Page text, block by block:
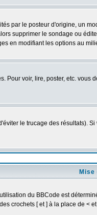
par le posteur d'origine, un
supprimer le sondage ou
en modifiant les options au
Pour voir, lire, poster, etc.
le trucage des résultats).
du BBCode est
crochets [ et ] à la place de